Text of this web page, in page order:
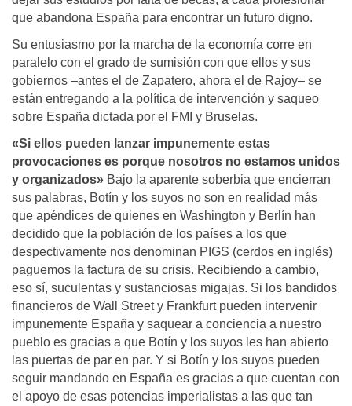
que abandona España para encontrar un futuro digno.
Su entusiasmo por la marcha de la economía corre en
paralelo con el grado de sumisión con que ellos y sus
gobiernos –antes el de Zapatero, ahora el de Rajoy– se
están entregando a la política de intervención y saqueo
sobre España dictada por el FMI y Bruselas.
«Si ellos pueden lanzar impunemente estas
provocaciones es porque nosotros no estamos unidos
y organizados» Bajo la aparente soberbia que encierran
sus palabras, Botín y los suyos no son en realidad más
que apéndices de quienes en Washington y Berlín han
decidido que la población de los países a los que
despectivamente nos denominan PIGS (cerdos en inglés)
paguemos la factura de su crisis. Recibiendo a cambio,
eso sí, suculentas y sustanciosas migajas. Si los bandidos
financieros de Wall Street y Frankfurt pueden intervenir
impunemente España y saquear a conciencia a nuestro
pueblo es gracias a que Botín y los suyos les han abierto
las puertas de par en par. Y si Botín y los suyos pueden
seguir mandando en España es gracias a que cuentan con
el apoyo de esas potencias imperialistas a las que tan